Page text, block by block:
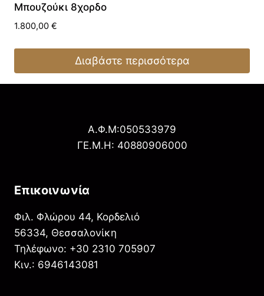
Μπουζούκι 8χορδο
1.800,00 €
Διαβάστε περισσότερα
Α.Φ.Μ:050533979
ΓΕ.Μ.Η: 40880906000
Επικοινωνία
Φιλ. Φλώρου 44, Κορδελιό
56334, Θεσσαλονίκη
Τηλέφωνο: +30 2310 705907
Κιν.: 6946143081